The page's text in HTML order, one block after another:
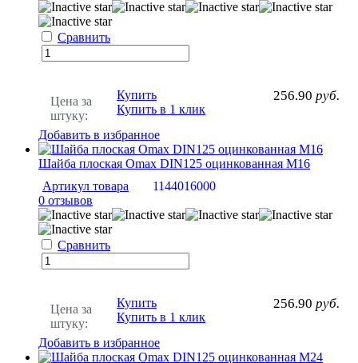
Сравнить
Цена за
штуку:
256.90 руб.
Купить
Купить в 1 клик
Добавить в избранное
Шайба плоская Omax DIN125 оцинкованная М16
Артикул товара
1144016000
0 отзывов
Сравнить
Цена за
штуку:
256.90 руб.
Купить
Купить в 1 клик
Добавить в избранное